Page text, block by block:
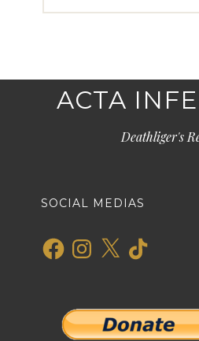
ACTA
Deathliger's
SOCIAL MEDIAS
FacebookInstagram
X TikTok